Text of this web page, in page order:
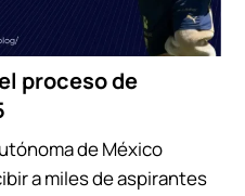
proceso de
de México
a miles de aspirantes